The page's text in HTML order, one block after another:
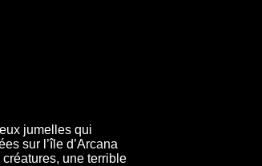
jumelles qui
sur l’île d’Arcana
une terrible